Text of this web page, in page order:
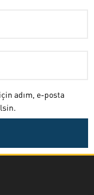
adım, e-posta